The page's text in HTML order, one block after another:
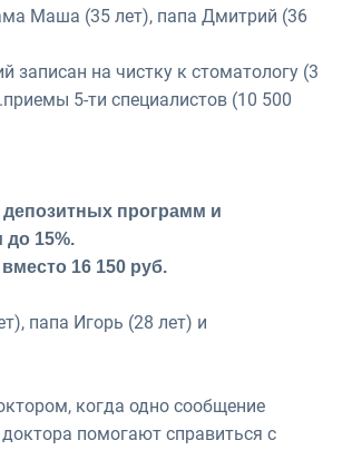
Маша (35 лет), папа Дмитрий (36
на чистку к стоматологу (3
5-ти специалистов (10 500
программ и
15%.
16 150 руб.
папа Игорь (28 лет) и
когда одно сообщение
помогают справиться с